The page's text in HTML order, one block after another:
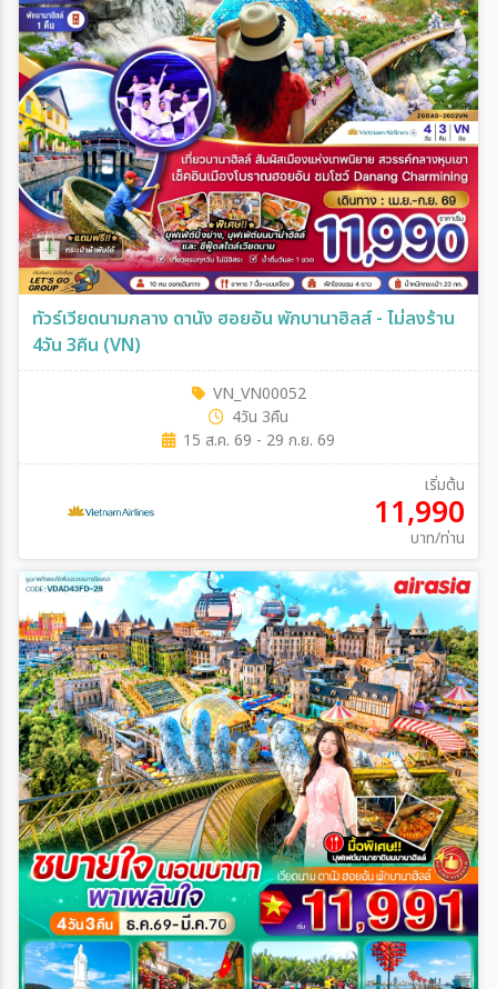
ทัวร์เวียดนามกลาง ดานัง ฮอยอัน พักบานาฮิลส์ - ไม่ลงร้าน
4วัน 3คืน (VN)
VN_VN00052
4วัน 3คืน
15 ส.ค. 69 - 29 ก.ย. 69
เริ่มต้น
11,990
บาท/ท่าน